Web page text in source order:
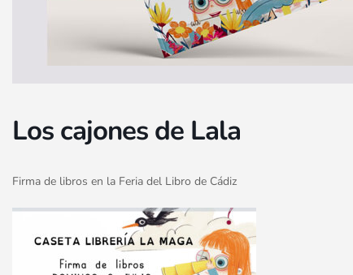
Los cajones de Lala
Firma de libros en la Feria del Libro de Cádiz